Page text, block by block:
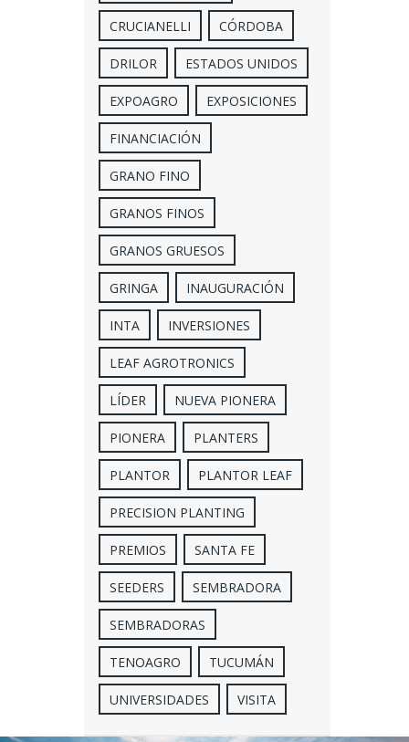
CRUCIANELLI CÓRDOBA
DRILOR ESTADOS UNIDOS
EXPOAGRO EXPOSICIONES
FINANCIACIÓN
GRANO FINO
GRANOS FINOS
GRANOS GRUESOS
GRINGA INAUGURACIÓN
INTA INVERSIONES
LEAF AGROTRONICS
LÍDER NUEVA PIONERA
PIONERA PLANTERS
PLANTOR PLANTOR LEAF
PRECISION PLANTING
PREMIOS SANTA FE
SEEDERS SEMBRADORA
SEMBRADORAS
TENOAGRO TUCUMÁN
UNIVERSIDADES VISITA